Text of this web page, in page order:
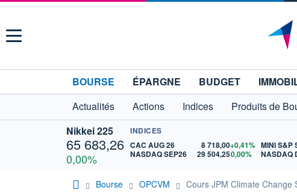
Menu
BOURSE ÉPARGNE BUDGET
Actualités
Actions Indices Produits de
Nikkei 225
65 683,26
0,00%
INDICES
CAC AUG 26
8 718,00+0,41%
NASDAQ SEP26
29 504,250,00%
MINI S&P
NASDAQ
Bourse OPCVM Cours JPM Climate Change